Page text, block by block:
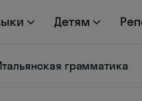
Детям
грамматика